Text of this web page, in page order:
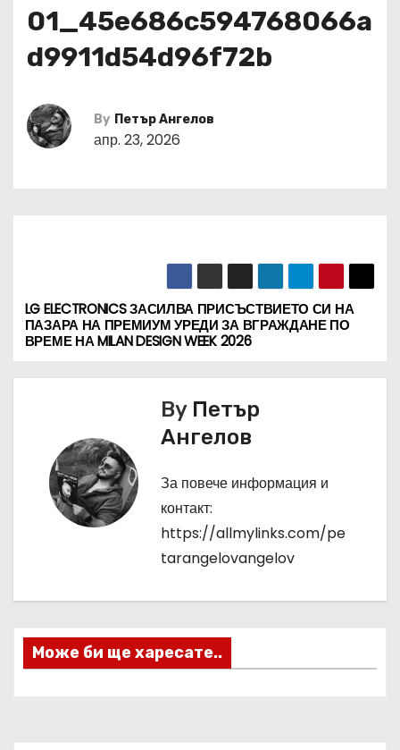
01_45e686c594768066a
d9911d54d96f72b
By Петър Ангелов
апр. 23, 2026
Н
а
LG ELECTRONICS ЗАСИЛВА ПРИСЪСТВИЕТО СИ НА
ПАЗАРА НА ПРЕМИУМ УРЕДИ ЗА ВГРАЖДАНЕ ПО
ВРЕМЕ НА MILAN DESIGN WEEK 2026
By Петър
Ангелов
За повече информация и
контакт:
https://allmylinks.com/pe
tarangelovangelov
Може би ще харесате..